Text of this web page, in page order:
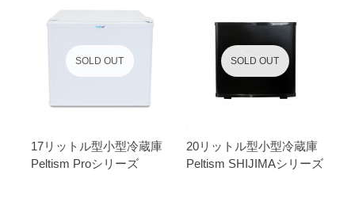
SOLD OUT
17リットル型小型冷蔵庫
Peltism Proシリーズ
SOLD OUT
20リットル型小型冷蔵庫
Peltism SHIJIMAシリーズ